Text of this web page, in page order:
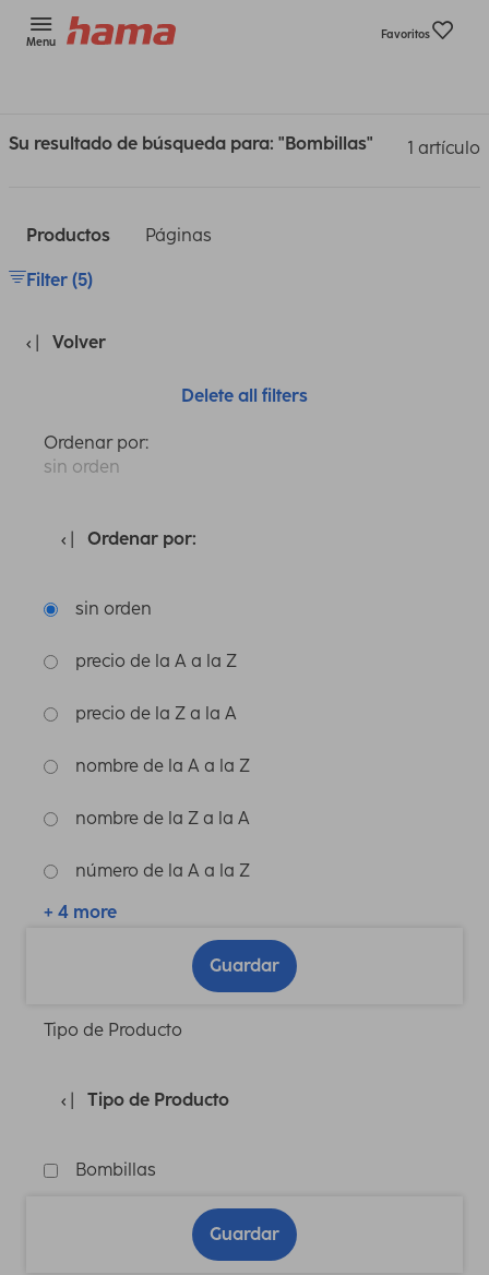
Menu
Favoritos
Su resultado de búsqueda para: "Bombillas" 1 artículo
Productos Páginas
Filter (5)
Volver
Delete all filters
Ordenar por:
sin orden
Ordenar por:
sin orden
precio de la A a la Z
precio de la Z a la A
nombre de la A a la Z
nombre de la Z a la A
número de la A a la Z
+ 4 more
Guardar
Tipo de Producto
Tipo de Producto
Bombillas
Guardar